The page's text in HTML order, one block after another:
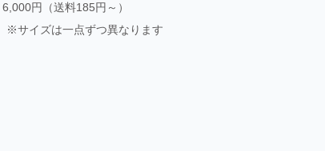
円（送料185円～）
サイズは一点ずつ異なります